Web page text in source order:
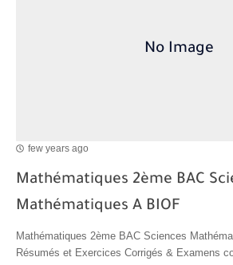
Chute libre verticale
few years ago
Mathématiques 2ème BAC
Mathématiques A BIOF
Mathématiques 2ème BAC Sciences
Résumés et Exercices Corrigés & Examens